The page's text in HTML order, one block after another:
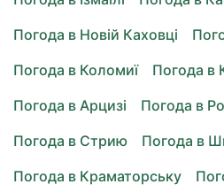
Погода в Новій Каховці
Погода в Коломиї
Погода в
Погода в Арцизі
Погода в
Погода в Стрию
Погода в
Погода в Краматорську